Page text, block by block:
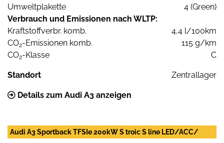
Umweltplakette
4 (Green)
Verbrauch und Emissionen nach WLTP:
Kraftstoffverbr. komb.
4,4 l/100km
CO2-Emissionen komb.
115 g/km
CO2-Klasse C
Standort Zentrallager
Details zum Audi A3 anzeigen
Audi A3 Sportback TFSIe 200kW S troic S line LED/ACC/